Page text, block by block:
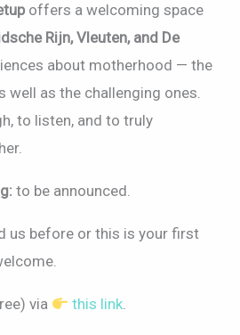
offers a welcoming space
Rijn, Vleuten, and De
about motherhood — the
well as the challenging ones.
to listen, and to truly
to be announced.
us before or this is your first
via this link.